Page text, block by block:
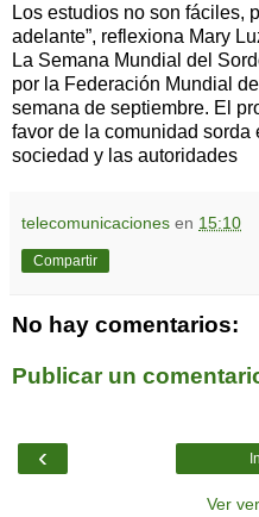
Los estudios no son fáciles,
adelante”, reflexiona Mary
La Semana Mundial del
por la Federación Mundial
semana de septiembre. El
favor de la comunidad sorda
sociedad y las autoridades
telecomunicaciones en 15:10
Compartir
No hay comentarios:
Publicar un
‹
Ver